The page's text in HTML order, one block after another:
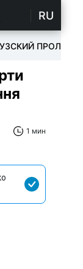
RU
ПРОЛИВ
1 мин